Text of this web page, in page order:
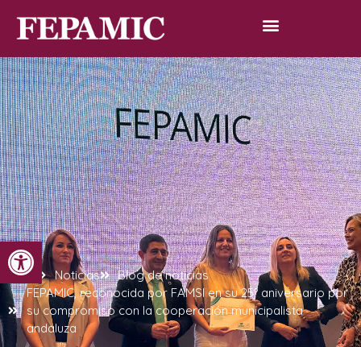
Abrir barra de herramientas
Inicio Noticias
Blog de noticias
FEPAMIC, reconocida por FAMSI en su 25º aniversario por
su compromiso con la cooperación municipalista
andaluza